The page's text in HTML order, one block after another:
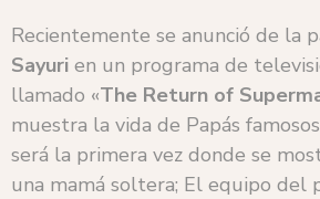
Recientemente se anunció de la
Sayuri en un programa de
llamado «The Return of
muestra la vida de Papás
será la primera vez donde se
una mamá soltera; El equipo del